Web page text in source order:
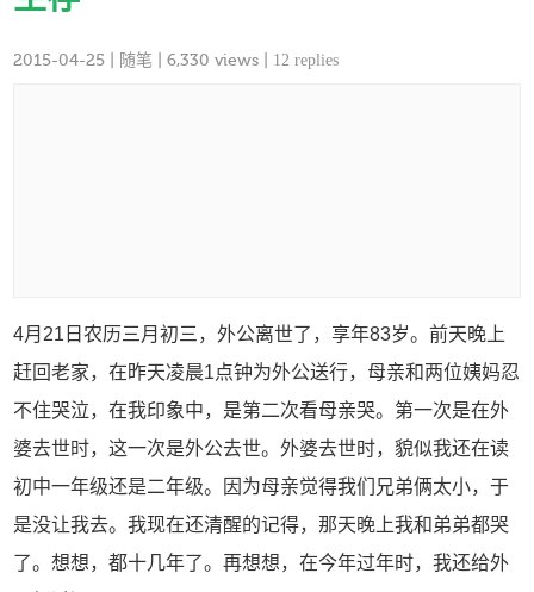
2015-04-25 随笔 | 6,330 views | 12 replies
4月21日农历三月初三，外公离世了，享年83岁。前天晚上
赶回老家，在昨天凌晨1点钟为外公送行，母亲和两位姨妈忍
不住哭泣，在我印象中，是第二次看母亲哭。第一次是在外
婆去世时，这一次是外公去世。外婆去世时，貌似我还在读
初中一年级还是二年级。因为母亲觉得我们兄弟俩太小，于
是没让我去。我现在还清醒的记得，那天晚上我和弟弟都哭
了。想想，都十几年了。再想想，在今年过年时，我还给外